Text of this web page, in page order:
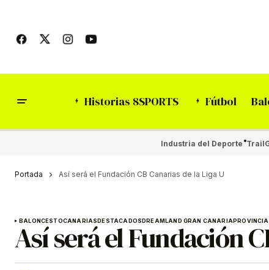
Historias 8SPORTS Fútbol
Industria del Deporte Trail
Portada Así será el Fundación CB Canarias de la Liga U
BALONCESTOCANARIASDESTACADOSDREAMLAND GRAN CANARIAPROVINCIA
Así será el Fundación